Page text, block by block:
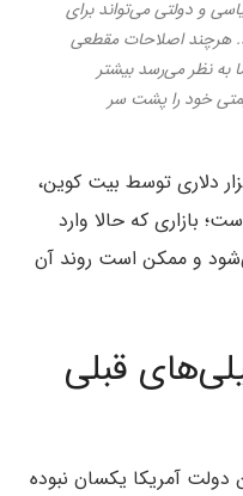
و دولتی می‌تواند برای
هرچند اصلاحات مقطعی
به نظر می‌رسد بیشتر
خود را پشت سر
لی، بازپس‌گیری سطح ۱۱۶ هزار دلاری توسط بیت کوین،
بازاری که حالا وارد
و ممکن است روند آن
قبلی
دولت آمریکا یکسان نبوده